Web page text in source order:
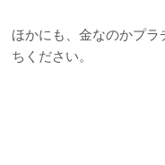
ほかにも、金なのかプ
ちください。